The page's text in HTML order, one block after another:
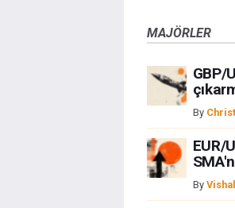
MAJÖRLER
GBP/
By
EUR/
By